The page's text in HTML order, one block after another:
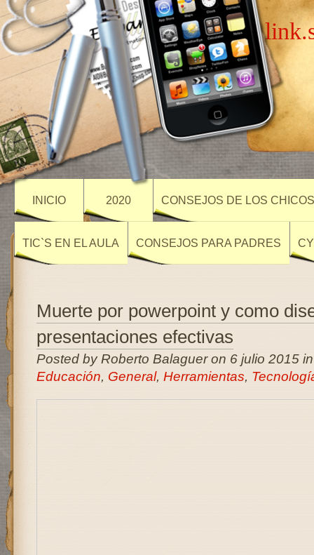
INICIO 2020 CONSEJOS DE LOS CHICOS
TIC`S EN EL AULA CONSEJOS PARA PADRES
Muerte por powerpoint y como
presentaciones efectivas
Posted by Roberto Balaguer on 6 julio 2015
Educación, General, Herramientas,